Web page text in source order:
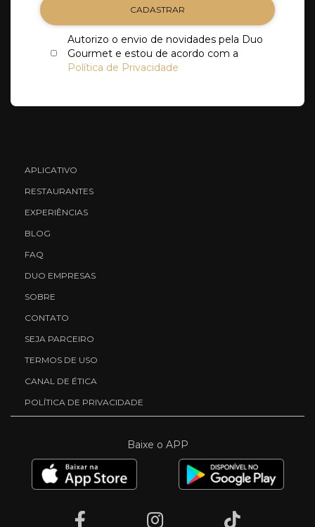
CADASTRAR
Autorizo o envio de novidades pela Duo
Gourmet e estou de acordo com a
Política de Privacidade
APLICATIVO
RESTAURANTES
EXPERIÊNCIAS
BLOG
FAQ
DUO EMPRESAS
SOBRE
CONTATO
SEJA PARCEIRO
TERMOS DE USO
CANAL DE ÉTICA
POLÍTICA DE PRIVACIDADE
Baixe o APP